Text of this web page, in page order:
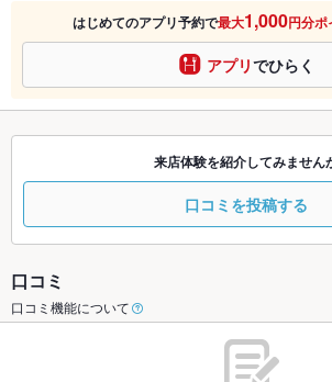
はじめてのアプリ予約で最大1,000円分ポ
アプリでひらく
来店体験を紹介してみません
口コミを投稿する
口コミ
口コミ機能について